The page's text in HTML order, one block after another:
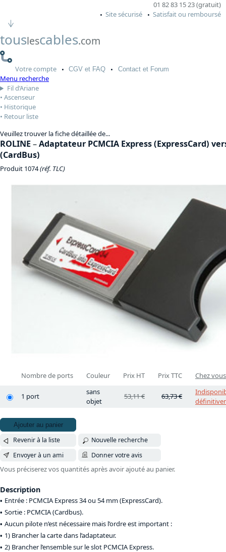
01 82 83 15 23 (gratuit)
Site sécurisé
Satisfait ou remboursé
touslescables.com
Votrecompte CGV et FAQ Contactet Forum
Menu recherche
Fil d’Ariane
Ascenseur
Historique
Retour liste
Veuillez trouver la fiche détaillée de...
ROLINE–Adaptateur PCMCIA Express (ExpressCard)
(CardBus)
Produit 1074(réf. TLC)
Nombre de ports Couleur Prix HT Prix TTC Chez
1 port
sans
objet
53,11 € 63,73 €
Ajouter au panier
Revenir à la liste
Nouvelle recherche
Envoyer à un ami
Donner votre avis
Vous préciserez vos quantités après avoir ajouté au panier.
Description
Entrée : PCMCIA Express 34 ou 54 mm (ExpressCard).
Sortie : PCMCIA (Cardbus).
Aucun pilote n’est nécessaire mais l’ordre est important :
1) Brancher la carte dans l’adaptateur.
2) Brancher l’ensemble sur le slot PCMCIA Express.